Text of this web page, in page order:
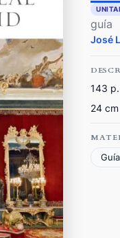
guía
José
143
24 cm